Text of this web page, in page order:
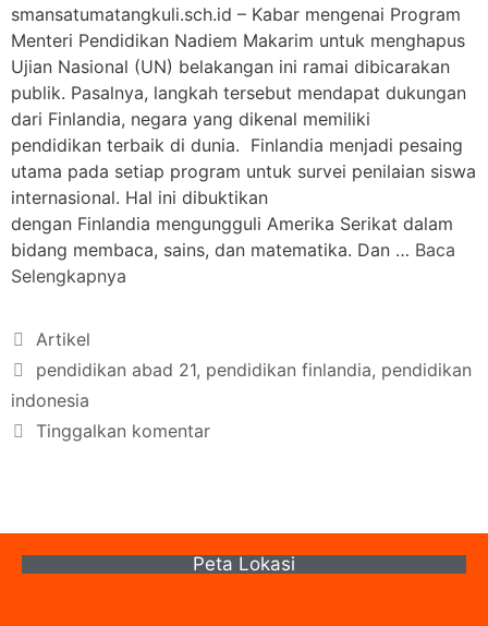
smansatumatangkuli.sch.id – Kabar mengenai Program
Menteri Pendidikan Nadiem Makarim untuk menghapus
Ujian Nasional (UN) belakangan ini ramai dibicarakan
publik. Pasalnya, langkah tersebut mendapat dukungan
dari Finlandia, negara yang dikenal memiliki
pendidikan terbaik di dunia. Finlandia menjadi pesaing
utama pada setiap program untuk survei penilaian siswa
internasional. Hal ini dibuktikan
dengan Finlandia mengungguli Amerika Serikat dalam
bidang membaca, sains, dan matematika. Dan … Baca
Selengkapnya
Artikel
pendidikan abad 21, pendidikan finlandia, pendidikan
indonesia
Tinggalkan komentar
Peta Lokasi